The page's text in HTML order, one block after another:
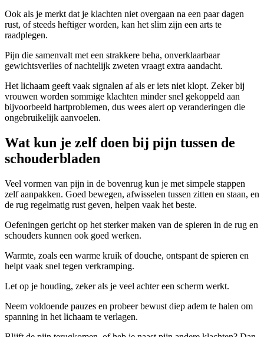
Ook als je merkt dat je klachten niet overgaan na een paar dagen
rust, of steeds heftiger worden, kan het slim zijn een arts te
raadplegen.
Pijn die samenvalt met een strakkere beha, onverklaarbaar
gewichtsverlies of nachtelijk zweten vraagt extra aandacht.
Het lichaam geeft vaak signalen af als er iets niet klopt. Zeker bij
vrouwen worden sommige klachten minder snel gekoppeld aan
bijvoorbeeld hartproblemen, dus wees alert op veranderingen die
ongebruikelijk aanvoelen.
Wat kun je zelf doen bij pijn tussen de
schouderbladen
Veel vormen van pijn in de bovenrug kun je met simpele stappen
zelf aanpakken. Goed bewegen, afwisselen tussen zitten en staan, en
de rug regelmatig rust geven, helpen vaak het beste.
Oefeningen gericht op het sterker maken van de spieren in de rug en
schouders kunnen ook goed werken.
Warmte, zoals een warme kruik of douche, ontspant de spieren en
helpt vaak snel tegen verkramping.
Let op je houding, zeker als je veel achter een scherm werkt.
Neem voldoende pauzes en probeer bewust diep adem te halen om
spanning in het lichaam te verlagen.